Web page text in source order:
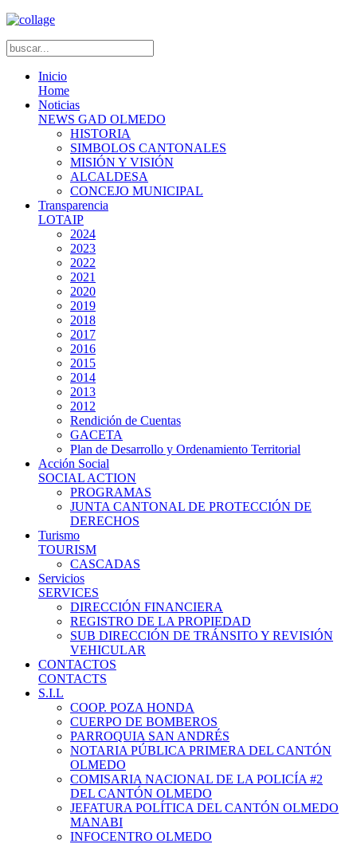
Inicio
Home
Noticias
NEWS GAD OLMEDO
HISTORIA
SIMBOLOS CANTONALES
MISIÓN Y VISIÓN
ALCALDESA
CONCEJO MUNICIPAL
Transparencia
LOTAIP
2024
2023
2022
2021
2020
2019
2018
2017
2016
2015
2014
2013
2012
Rendición de Cuentas
GACETA
Plan de Desarrollo y Ordenamiento Territorial
Acción Social
SOCIAL ACTION
PROGRAMAS
JUNTA CANTONAL DE PROTECCIÓN DE
DERECHOS
Turismo
TOURISM
CASCADAS
Servicios
SERVICES
DIRECCIÓN FINANCIERA
REGISTRO DE LA PROPIEDAD
SUB DIRECCIÓN DE TRÁNSITO Y REVISIÓN
VEHICULAR
CONTACTOS
CONTACTS
S.I.L
COOP. POZA HONDA
CUERPO DE BOMBEROS
PARROQUIA SAN ANDRÉS
NOTARIA PÚBLICA PRIMERA DEL CANTÓN
OLMEDO
COMISARIA NACIONAL DE LA POLICÍA #2
DEL CANTÓN OLMEDO
JEFATURA POLÍTICA DEL CANTÓN OLMEDO
MANABI
INFOCENTRO OLMEDO